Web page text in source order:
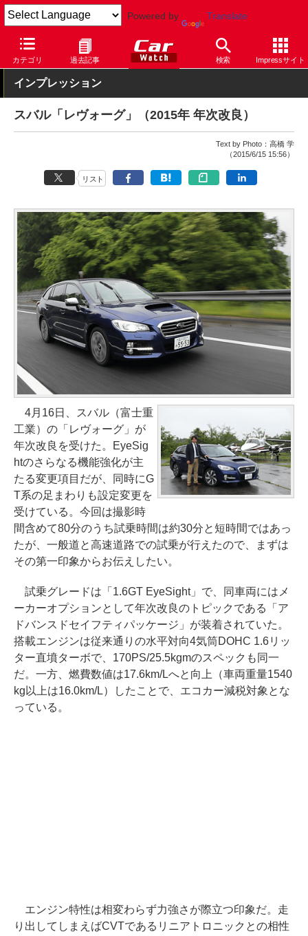
Powered by Translate
カテゴリ 過去記事 検索 Impressサイト
Car Watch 自動車 スバル レヴォーグ
インプレッション
スバル「レヴォーグ」（2015年 年次改良）
Text by Photo：高橋 学
（2015/6/15 15:56）
リスト
4月16日、スバル（富士重
工業）の「レヴォーグ」が
年次改良を受けた。EyeSig
htのさらなる機能強化が主
たる変更項目だが、同時にG
T系の足まわりも設定変更を
受けている。今回は撮影時
間含めて80分のうち試乗時間は約30分と短時間ではあっ
たが、一般道と高速道路での試乗が行えたので、まずは
その第一印象からお伝えしたい。
試乗グレードは「1.6GT EyeSight」で、同車両にはメ
ーカーオプションとして年次改良のトピックである「ア
ドバンスドセイフティパッケージ」が装着されていた。
搭載エンジンは従来通りの水平対向4気筒DOHC 1.6リッ
ター直墳ターボで、170PS/25.5kgmのスペックも同一
だ。一方、燃費数値は17.6km/Lへと向上（車両重量1540
kg以上は16.0km/L）したことで、エコカー減税対象とな
っている。
エンジン特性は相変わらず力強さが際立つ印象だ。走
り出してしまえばCVTであるリニアトロニックとの相性